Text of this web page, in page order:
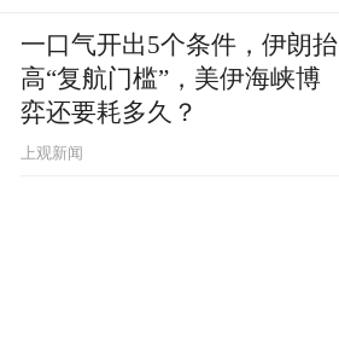
一口气开出5个条件，伊朗抬
高“复航门槛”，美伊海峡博
弈还要耗多久？
上观新闻